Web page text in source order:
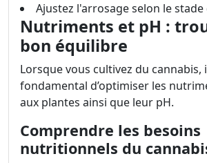
Ajustez l'arrosage selon le stade
Nutriments et pH :
bon équilibre
Lorsque vous cultivez du cannabis,
fondamental d’optimiser les
aux plantes ainsi que leur pH.
Comprendre les besoins
nutritionnels du